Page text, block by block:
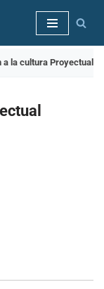
a la cultura Proyectual